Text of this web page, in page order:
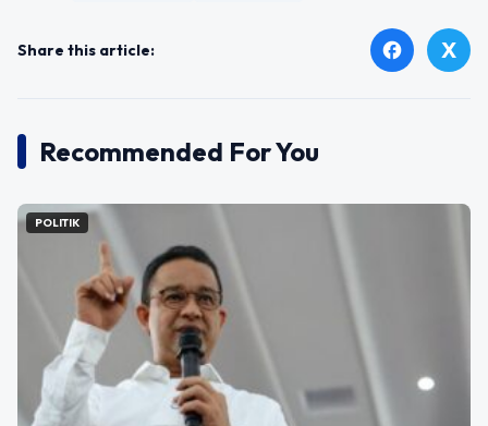
Share this article: facebook X
Recommended For You
POLITIK